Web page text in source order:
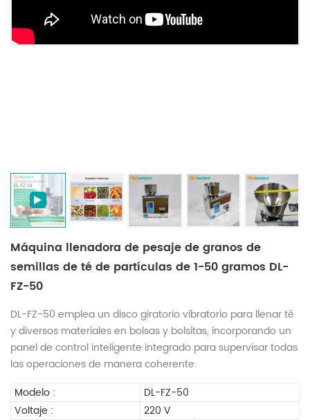
Máquina llenadora de pesaje de granos de
semillas de té de partículas de 1-50 gramos DL-
FZ-50
DL-FZ-50 emplea un disco giratorio vibratorio para llenar té
y diversos materiales en bolsas y bolsitas, incorporando un
panel de control inteligente integrado para supervisar todas
las operaciones de manera coherente.
Modelo :
DL-FZ-50
Voltaje :
220 V